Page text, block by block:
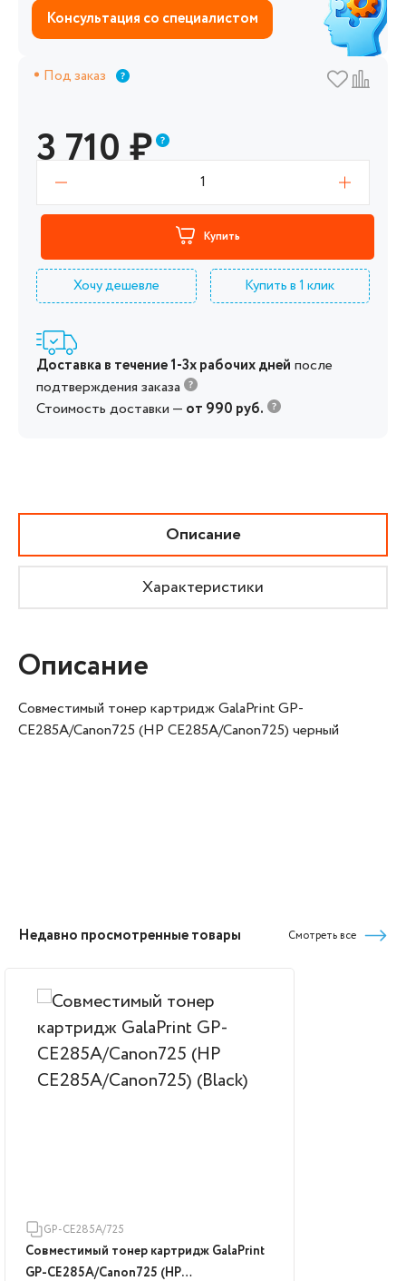
Консультация со специалистом
Под заказ
3 710₽
1
Купить
Хочу дешевле Купить в 1 клик
Доставка в течение 1-3х рабочих дней после
подтверждения заказа
Стоимость доставки — от 990 руб.
Описание
Характеристики
Описание
Совместимый тонер картридж GalaPrint GP-
CE285A/Canon725 (HP CE285A/Canon725) черный
Недавно просмотренные товары Смотреть все
GP-CE285A/725
Совместимый тонер картридж GalaPrint
GP-CE285A/Canon725 (HP